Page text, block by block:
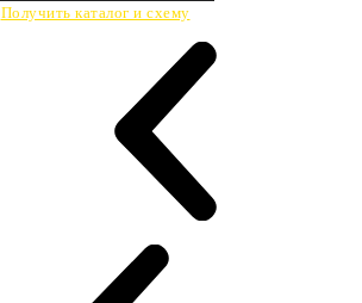
Получить каталог и схему